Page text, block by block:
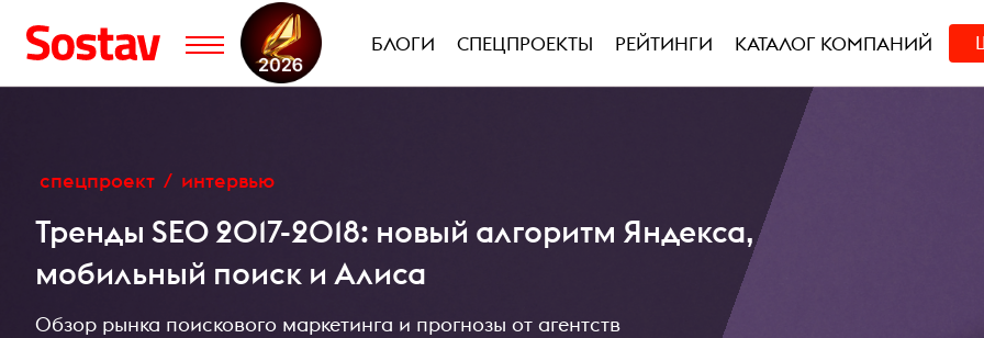
БЛОГИ СПЕЦПРОЕКТЫ РЕЙТИНГИ КАТАЛОГ КОМПАНИЙ
спецпроект интервью
Тренды SEO 2017-2018: новый алгоритм Яндекса,
мобильный поиск и Алиса
Обзор рынка поискового маркетинга и прогнозы от агентств